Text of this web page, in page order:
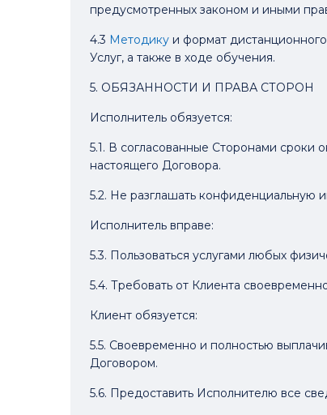
предусмотренных законом и иными
4.3 Методику и формат
Услуг, а также в ходе обучения.
5. ОБЯЗАННОСТИ И ПРАВА СТОРОН
Исполнитель обязуется:
5.1. В согласованные Сторонами сроки
настоящего Договора.
5.2. Не разглашать конфиденциальную
Исполнитель вправе:
5.3. Пользоваться услугами любых
5.4. Требовать от Клиента
Клиент обязуется:
5.5. Своевременно и полностью
Договором.
5.6. Предоставить Исполнителю все